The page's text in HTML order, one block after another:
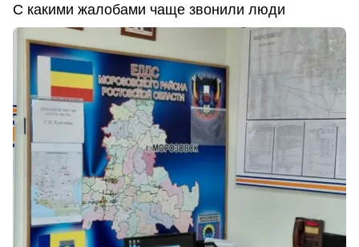
С какими жалобами чаще звонили люди